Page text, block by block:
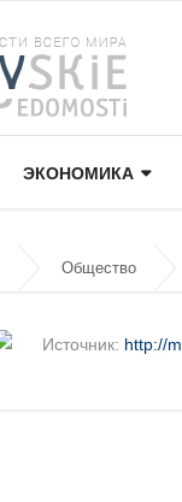
ЭКОНОМИКА
Общество
Источник: http://